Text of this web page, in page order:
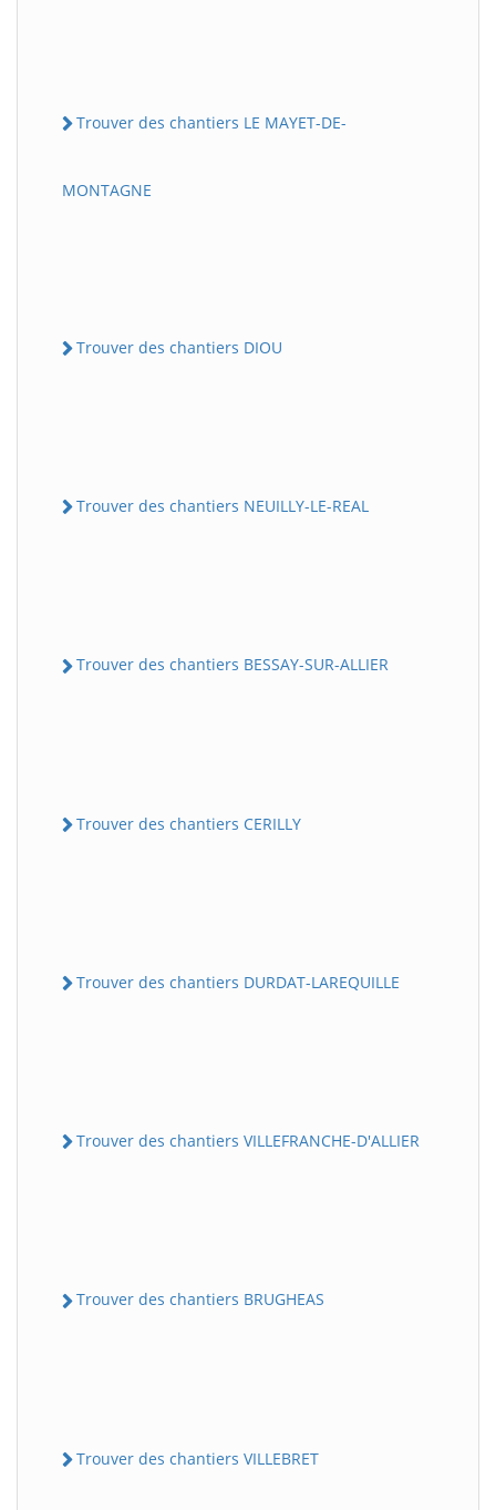
Trouver des chantiers LE MAYET-DE-
MONTAGNE
Trouver des chantiers DIOU
Trouver des chantiers NEUILLY-LE-REAL
Trouver des chantiers BESSAY-SUR-ALLIER
Trouver des chantiers CERILLY
Trouver des chantiers DURDAT-LAREQUILLE
Trouver des chantiers VILLEFRANCHE-D'ALLIER
Trouver des chantiers BRUGHEAS
Trouver des chantiers VILLEBRET